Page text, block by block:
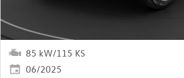
85 kW/115 KS
06/2025